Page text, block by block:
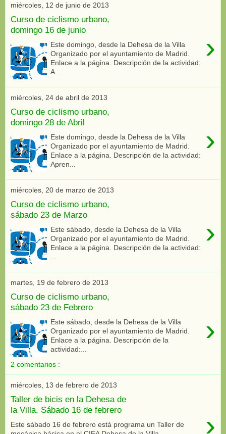
miércoles, 12 de junio de 2013
Curso de ciclismo urbano,
domingo 16 de junio
›
Este domingo, desde la Dehesa de la Villa
Organizado por el ayuntamiento de Madrid.
Enlace a la página. Descripción de la actividad:
A...
miércoles, 24 de abril de 2013
Curso de ciclismo urbano,
domingo 28 de Abril
›
Este domingo, desde la Dehesa de la Villa
Organizado por el ayuntamiento de Madrid.
Enlace a la página. Descripción de la actividad:
Apren...
miércoles, 20 de marzo de 2013
Curso de ciclismo urbano,
sábado 23 de Marzo
›
Este sábado, desde la Dehesa de la Villa
Organizado por el ayuntamiento de Madrid.
Enlace a la página. Descripción de la actividad:
martes, 19 de febrero de 2013
Curso de ciclismo urbano,
sábado 23 de Febrero
›
Este sábado, desde la Dehesa de la Villa
Organizado por el ayuntamiento de Madrid.
Enlace a la página. Descripción de la
actividad:...
2 comentarios :
miércoles, 13 de febrero de 2013
Taller de bicis en la Dehesa de
la Villa. Sábado 16 de febrero
›
Este sábado 16 de febrero está programa un Taller de